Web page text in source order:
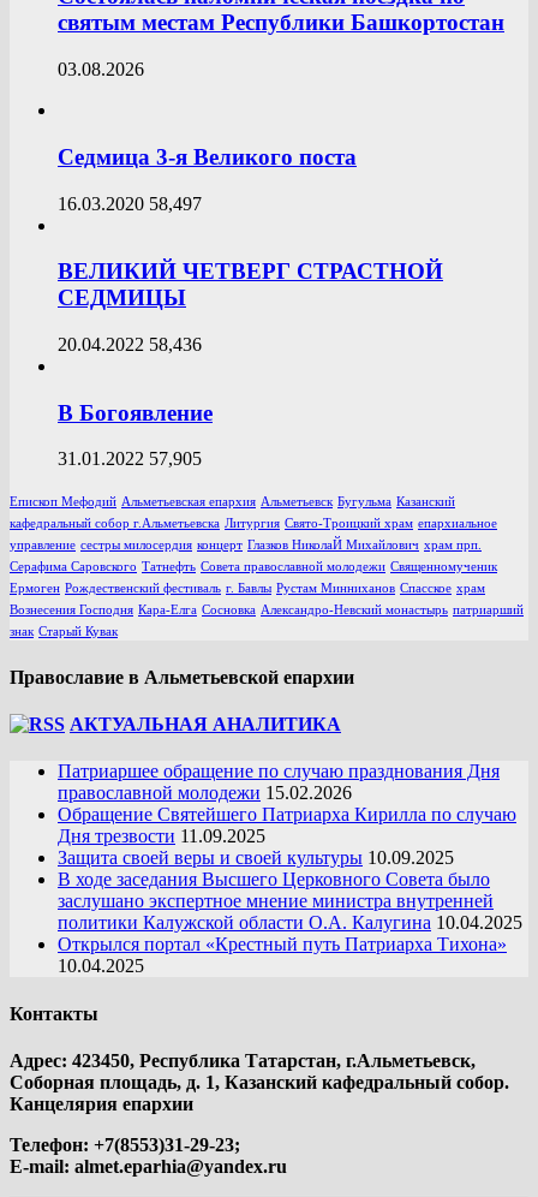
святым местам Республики Башкортостан
03.08.2026
Седмица 3-я Великого поста
16.03.2020 58,497
ВЕЛИКИЙ ЧЕТВЕРГ СТРАСТНОЙ
СЕДМИЦЫ
20.04.2022 58,436
В Богоявление
31.01.2022 57,905
Епископ Мефодий Альметьевская епархия Альметьевск Бугульма Казанский
кафедральный собор г.Альметьевска Литургия Свято-Троицкий храм епархиальное
управление сестры милосердия концерт Глазков НиколаЙ Михайлович храм прп.
Серафима Саровского Татнефть Совета православной молодежи Священномученик
Ермоген Рождественский фестиваль г. Бавлы Рустам Минниханов Спасское храм
Вознесения Господня Кара-Елга Сосновка Александро-Невский монастырь патриарший
знак Старый Кувак
Православие в Альметьевской епархии
АКТУАЛЬНАЯ АНАЛИТИКА
Патриаршее обращение по случаю празднования Дня
православной молодежи 15.02.2026
Обращение Святейшего Патриарха Кирилла по случаю
Дня трезвости 11.09.2025
Защита своей веры и своей культуры 10.09.2025
В ходе заседания Высшего Церковного Совета было
заслушано экспертное мнение министра внутренней
политики Калужской области О.А. Калугина 10.04.2025
Открылся портал «Крестный путь Патриарха Тихона»
10.04.2025
Контакты
Адрес: 423450, Республика Татарстан, г.Альметьевск,
Соборная площадь, д. 1, Казанский кафедральный собор.
Канцелярия епархии
Телефон: +7(8553)31-29-23;
E-mail: almet.eparhia@yandex.ru